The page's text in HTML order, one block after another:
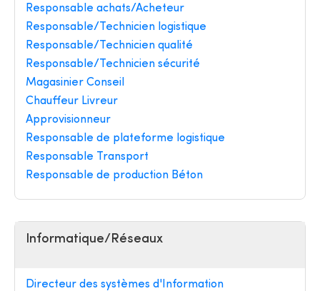
Responsable achats/Acheteur
Responsable/Technicien logistique
Responsable/Technicien qualité
Responsable/Technicien sécurité
Magasinier Conseil
Chauffeur Livreur
Approvisionneur
Responsable de plateforme logistique
Responsable Transport
Responsable de production Béton
Informatique/Réseaux
Directeur des systèmes d'Information